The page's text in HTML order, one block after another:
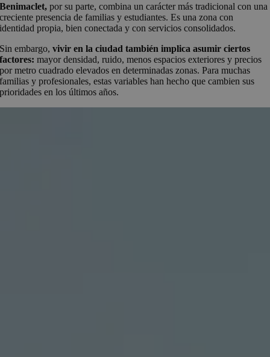
Benimaclet, por su parte, combina un carácter más tradicional con una
creciente presencia de familias y estudiantes. Es una zona con
identidad propia, bien conectada y con servicios consolidados.
Sin embargo,vivir en la ciudad también implica asumir ciertos
factores: mayor densidad, ruido, menos espacios exteriores y precios
por metro cuadrado elevados en determinadas zonas. Para muchas
familias y profesionales, estas variables han hecho que cambien sus
prioridades en los últimos años.